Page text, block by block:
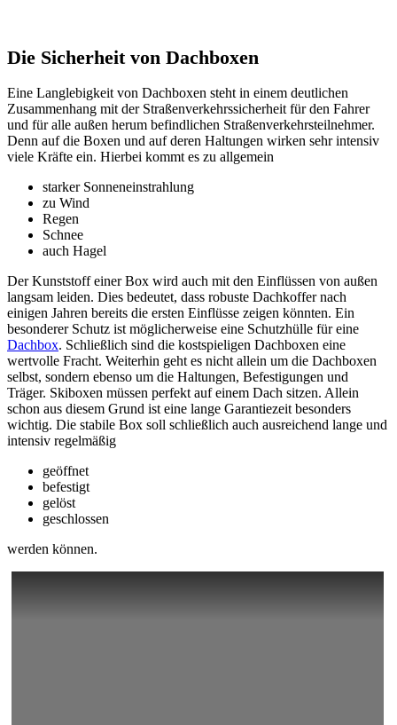
Die Sicherheit von Dachboxen
Eine Langlebigkeit von Dachboxen steht in einem deutlichen
Zusammenhang mit der Straßenverkehrssicherheit für den Fahrer
und für alle außen herum befindlichen Straßenverkehrsteilnehmer.
Denn auf die Boxen und auf deren Haltungen wirken sehr intensiv
viele Kräfte ein. Hierbei kommt es zu allgemein
starker Sonneneinstrahlung
zu Wind
Regen
Schnee
auch Hagel
Der Kunststoff einer Box wird auch mit den Einflüssen von außen
langsam leiden. Dies bedeutet, dass robuste Dachkoffer nach
einigen Jahren bereits die ersten Einflüsse zeigen könnten. Ein
besonderer Schutz ist möglicherweise eine Schutzhülle für eine
Dachbox. Schließlich sind die kostspieligen Dachboxen eine
wertvolle Fracht. Weiterhin geht es nicht allein um die Dachboxen
selbst, sondern ebenso um die Haltungen, Befestigungen und
Träger. Skiboxen müssen perfekt auf einem Dach sitzen. Allein
schon aus diesem Grund ist eine lange Garantiezeit besonders
wichtig. Die stabile Box soll schließlich auch ausreichend lange und
intensiv regelmäßig
geöffnet
befestigt
gelöst
geschlossen
werden können.